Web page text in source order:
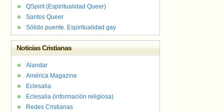
QSpirit (Espiritualidad Queer)
Santos Queer
Sólido puente. Espiritualidad gay
Noticias Cristianas
Alandar
América Magazine
Eclesalia
Eclesalia (información religiosa)
Redes Cristianas